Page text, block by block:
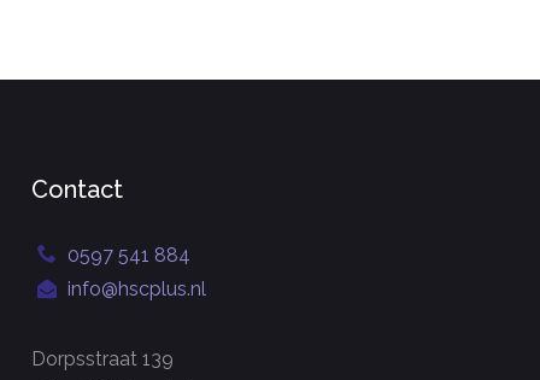
Contact
0597 541 884
info@hscplus.nl
Dorpsstraat 139